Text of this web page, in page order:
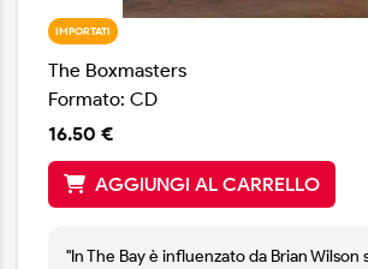
IMPORTATI
The Boxmasters
Formato: CD
16.50 €
AGGIUNGI AL CARRELLO
"In The Bay è influenzato da Brian